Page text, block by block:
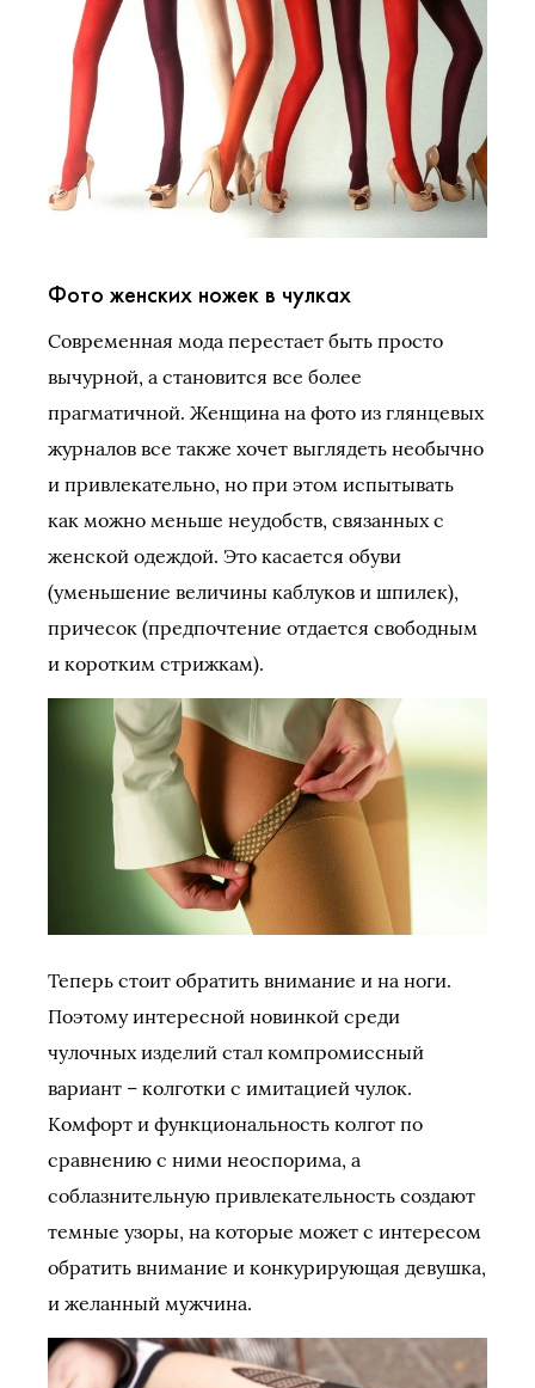
Фото женских ножек в чулках
Современная мода перестает быть просто
вычурной, а становится все более
прагматичной. Женщина на фото из глянцевых
журналов все также хочет выглядеть необычно
и привлекательно, но при этом испытывать
как можно меньше неудобств, связанных с
женской одеждой. Это касается обуви
(уменьшение величины каблуков и шпилек),
причесок (предпочтение отдается свободным
и коротким стрижкам).
Теперь стоит обратить внимание и на ноги.
Поэтому интересной новинкой среди
чулочных изделий стал компромиссный
вариант – колготки с имитацией чулок.
Комфорт и функциональность колгот по
сравнению с ними неоспорима, а
соблазнительную привлекательность создают
темные узоры, на которые может с интересом
обратить внимание и конкурирующая девушка,
и желанный мужчина.